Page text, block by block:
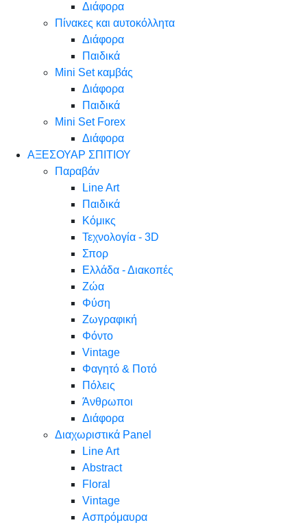
Διάφορα
Πίνακες και αυτοκόλλητα
Διάφορα
Παιδικά
Mini Set καμβάς
Διάφορα
Παιδικά
Mini Set Forex
Διάφορα
ΑΞΕΣΟΥΑΡ ΣΠΙΤΙΟΥ
Παραβάν
Line Art
Παιδικά
Κόμικς
Τεχνολογία - 3D
Σπορ
Ελλάδα - Διακοπές
Ζώα
Φύση
Ζωγραφική
Φόντο
Vintage
Φαγητό & Ποτό
Πόλεις
Άνθρωποι
Διάφορα
Διαχωριστικά Panel
Line Art
Abstract
Floral
Vintage
Ασπρόμαυρα